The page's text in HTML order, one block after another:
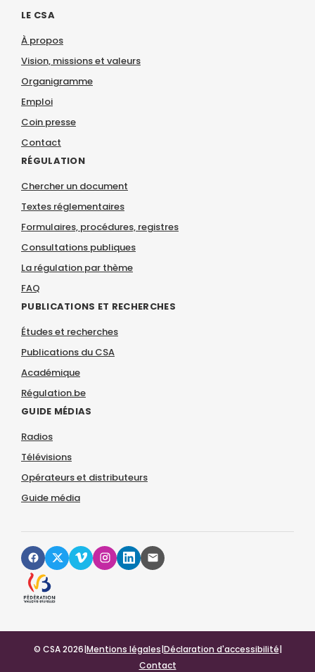
LE CSA
À propos
Vision, missions et valeurs
Organigramme
Emploi
Coin presse
Contact
RÉGULATION
Chercher un document
Textes réglementaires
Formulaires, procédures, registres
Consultations publiques
La régulation par thème
FAQ
PUBLICATIONS ET RECHERCHES
Études et recherches
Publications du CSA
Académique
Régulation.be
GUIDE MÉDIAS
Radios
Télévisions
Opérateurs et distributeurs
Guide média
© CSA 2026|Mentions légales|Déclaration d'accessibilité|
Contact